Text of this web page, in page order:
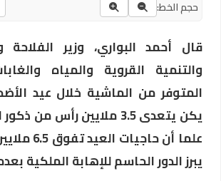
حجم الخط:
قال أحمد البواري، وزير الفلاحة
والتنمية القروية والمياه
المتوفر من الماشية خلال عيد
يكن يتعدى 3.5 ملايين رأس من
علما أن
يبرز الدور الحاسم للإهابة الملكية